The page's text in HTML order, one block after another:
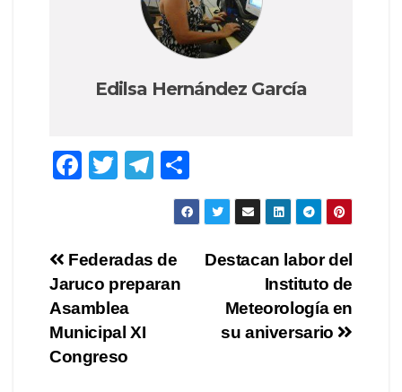
Edilsa Hernández García
F
e
b
o
o
k
T
er
T
el
gr
a
o
m
Navegación
de
entradas
Destacan labor del
Instituto de
Meteorología en
su aniversario
Federadas de
Jaruco preparan
Asamblea
Municipal XI
Congreso